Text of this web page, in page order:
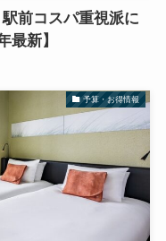
前コスパ重視派に
最新】
予算・お得情報